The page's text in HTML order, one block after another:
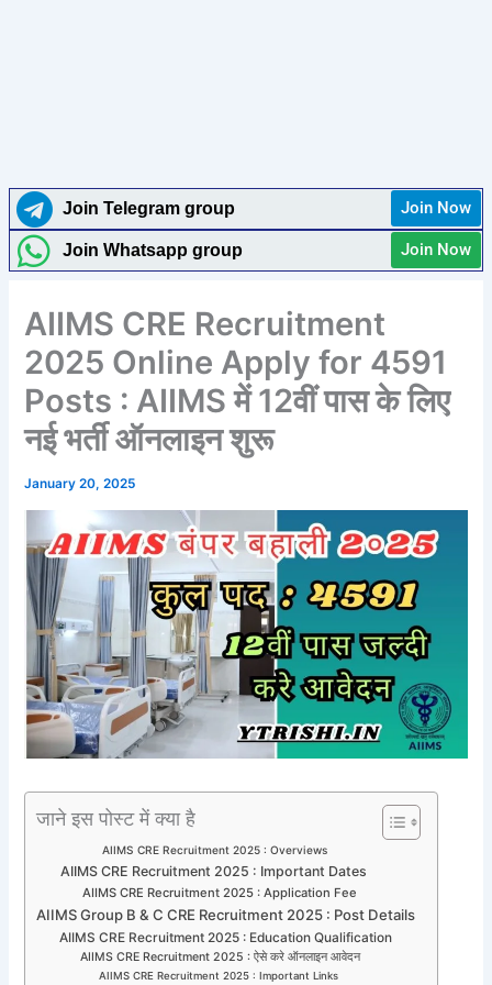
Join Telegram group Join Now
Join Whatsapp group Join Now
AIIMS CRE Recruitment
2025 Online Apply for 4591
Posts : AIIMS में 12वीं पास के लिए
नई भर्ती ऑनलाइन शुरू
January 20, 2025
जाने इस पोस्ट में क्या है
AIIMS CRE Recruitment 2025 : Overviews
AIIMS CRE Recruitment 2025 : Important Dates
AIIMS CRE Recruitment 2025 : Application Fee
AIIMS Group B & C CRE Recruitment 2025 : Post Details
AIIMS CRE Recruitment 2025 : Education Qualification
AIIMS CRE Recruitment 2025 : ऐसे करे ऑनलाइन आवेदन
AIIMS CRE Recruitment 2025 : Important Links